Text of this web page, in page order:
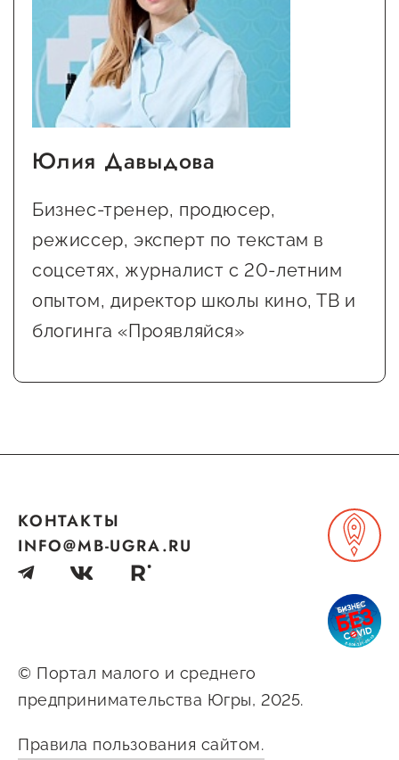
Юлия Давыдова
Бизнес-тренер, продюсер,
режиссер, эксперт по текстам в
соцсетях, журналист с 20-летним
опытом, директор школы кино, ТВ и
блогинга «Проявляйся»
© Портал малого и среднего
предпринимательства Югры, 2025.
Правила пользования сайтом.
КОНТАКТЫ
INFO@MB-UGRA.RU